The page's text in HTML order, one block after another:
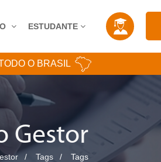
ESTUDANTE
O BRASIL
Gestor
Tags Tags